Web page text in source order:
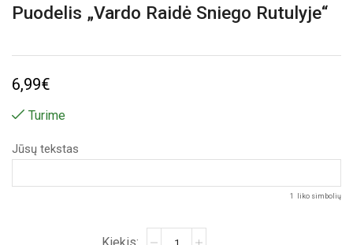
Puodelis „Vardo Raidė Sniego Rutulyje“
6,99€
Turime
Jūsų tekstas
1 liko simbolių